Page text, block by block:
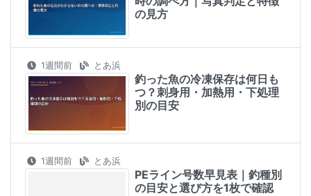
の見方
1週間前 とあ浜
釣った魚の冷凍保存は何日も
つ？刺身用・加熱用・下処理
別の目安
1週間前 とあ浜
PEライン号数早見表｜釣種別
の目安と選び方を1枚で確認